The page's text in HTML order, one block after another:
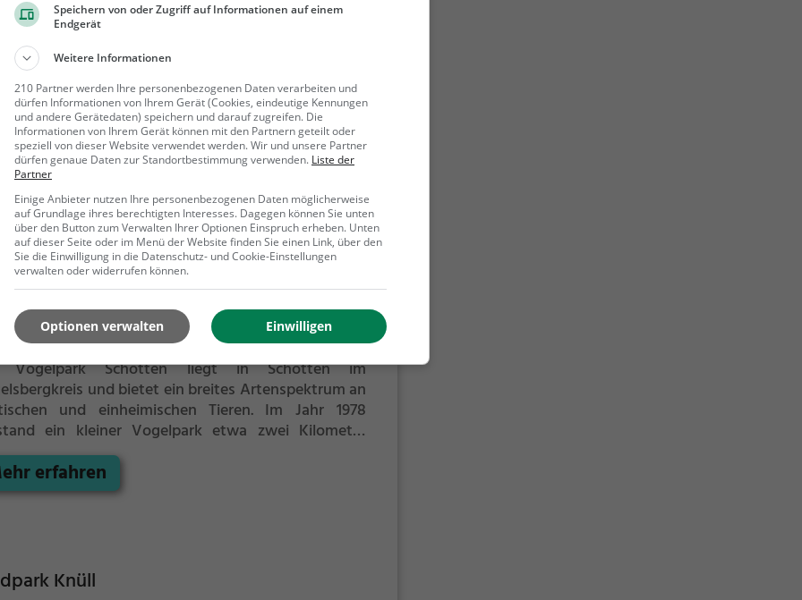
Wildpark Gersfeld (auch Hochwildschutzpark
genannt) ist ein Wildpark in der hessischen
etwa einen Kilometer südöstlich von Gersfeld an
Stecheller im Ehrengrundtal. Er befindet sich auf etwa
m ü. NHN, wurde im Juli 1972 eröffnet und zählt zu
natürlichsten Wildparks in Deutschland. Die Anlage
eingebettet in einen Nadel- und Mischwald und wird
von etwa 60.000 Personen besucht. Der Tierpark
sich im tief eingeschnittenen Ehrengrund etwa
Kilometer nach Südosten hin und ist über einen
und großen Rundweg begehbar. Das Tal steigt bis
Parkende auf etwa 600 Meter über Normalnull an
ist vom Simmelsberg (843 Meter über Normalnull),
(888 Meter über Normalnull), von der
Hölle (894 Meter über Normalnull) und dem
(800 Meter über Normalnull) eingerahmt.
Mehr erfahren
Schotten
212, 63679 Schotten
Vogelpark Schotten liegt in Schotten im
und bietet ein breites Artenspektrum an
und einheimischen Tieren. Im Jahr 1978
ein kleiner Vogelpark etwa zwei Kilometer
von Schotten am Ufer der Nidda. Daraus
sich ein kleiner Zoo mit Vögeln, Säugetieren
aus aller Welt.
erfahren
Knüll
Speichern von oder Zugriff auf Informationen auf einem
Endgerät
Weitere Informationen
210 Partner werden Ihre personenbezogenen Daten verarbeiten und
dürfen Informationen von Ihrem Gerät (Cookies, eindeutige Kennungen
und andere Gerätedaten) speichern und darauf zugreifen. Die
Informationen von Ihrem Gerät können mit den Partnern geteilt oder
speziell von dieser Website verwendet werden. Wir und unsere Partner
dürfen genaue Daten zur Standortbestimmung verwenden. Liste der
Partner
Einige Anbieter nutzen Ihre personenbezogenen Daten möglicherweise
auf Grundlage ihres berechtigten Interesses. Dagegen können Sie unten
über den Button zum Verwalten Ihrer Optionen Einspruch erheben. Unten
auf dieser Seite oder im Menü der Website finden Sie einen Link, über den
Sie die Einwilligung in die Datenschutz- und Cookie-Einstellungen
verwalten oder widerrufen können.
Einwilligen
Optionen verwalten